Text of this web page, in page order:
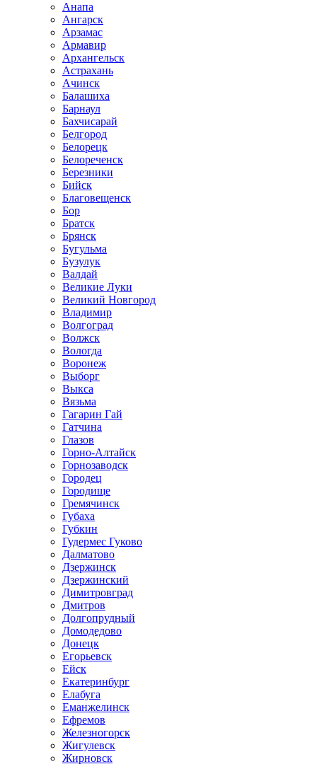
Анапа
Ангарск
Арзамас
Армавир
Архангельск
Астрахань
Ачинск
Балашиха
Барнаул
Бахчисарай
Белгород
Белорецк
Белореченск
Березники
Бийск
Благовещенск
Бор
Братск
Брянск
Бугульма
Бузулук
Валдай
Великие Луки
Великий Новгород
Владимир
Волгоград
Волжск
Вологда
Воронеж
Выборг
Выкса
Вязьма
Гагарин Гай
Гатчина
Глазов
Горно-Алтайск
Горнозаводск
Городец
Городище
Гремячинск
Губаха
Губкин
Гудермес Гуково
Далматово
Дзержинск
Дзержинский
Димитровград
Дмитров
Долгопрудный
Домодедово
Донецк
Егорьевск
Ейск
Екатеринбург
Елабуга
Еманжелинск
Ефремов
Железногорск
Жигулевск
Жирновск